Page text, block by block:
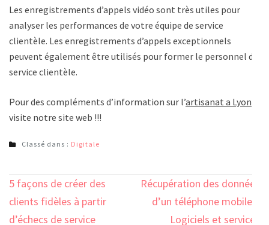
Les enregistrements d’appels vidéo sont très utiles pour
analyser les performances de votre équipe de service
clientèle. Les enregistrements d’appels exceptionnels
peuvent également être utilisés pour former le personnel du
service clientèle.
Pour des compléments d’information sur l’artisanat a Lyon
visite notre site web !!!
Classé dans : Digitale
Navigation
de
5 façons de créer des
clients fidèles à partir
d’échecs de service
Récupération des données
d’un téléphone mobile –
Logiciels et services